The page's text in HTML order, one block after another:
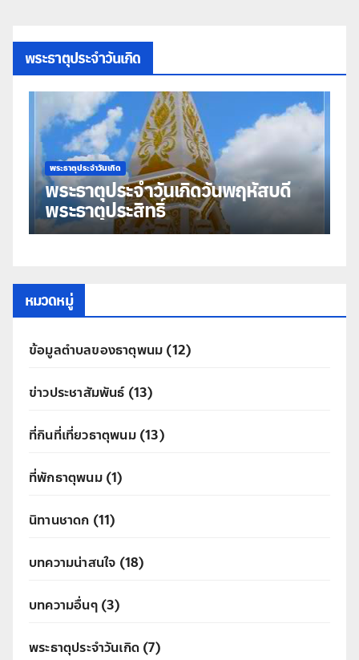
พระธาตุประจำวันเกิด
พระธาตุประจำวันเกิด
พระธาตุประจำวันเกิดวันพฤหัสบดี
พระธาตุประสิทธิ์
หมวดหมู่
ข้อมูลตำบลของธาตุพนม (12)
ข่าวประชาสัมพันธ์(13)
ที่กินที่เที่ยวธาตุพนม(13)
ที่พักธาตุพนม(1)
นิทานชาดก (11)
บทความน่าสนใจ (18)
บทความอื่นๆ(3)
พระธาตุประจำวันเกิด (7)